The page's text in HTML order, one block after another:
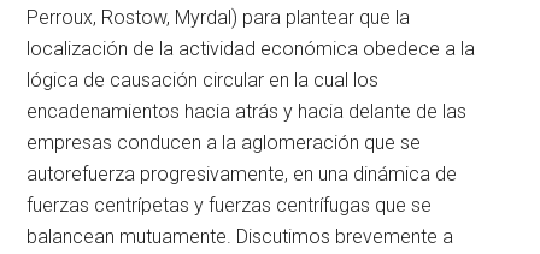
Perroux, Rostow, Myrdal) para plantear que la
localización de la actividad económica obedece a la
lógica de causación circular en la cual los
encadenamientos hacia atrás y hacia delante de las
empresas conducen a la aglomeración que se
autorefuerza progresivamente, en una dinámica de
fuerzas centrípetas y fuerzas centrífugas que se
balancean mutuamente. Discutimos brevemente a